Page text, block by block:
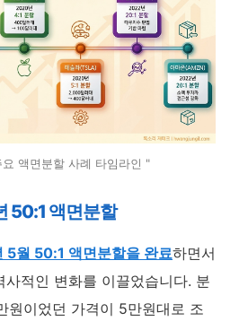
액면분할 사례 타임라인 "
50:1 액면분할
5월 50:1 액면분할을 완료하면서
사적인 변화를 이끌었습니다. 분
원이었던 가격이 5만원대로 조